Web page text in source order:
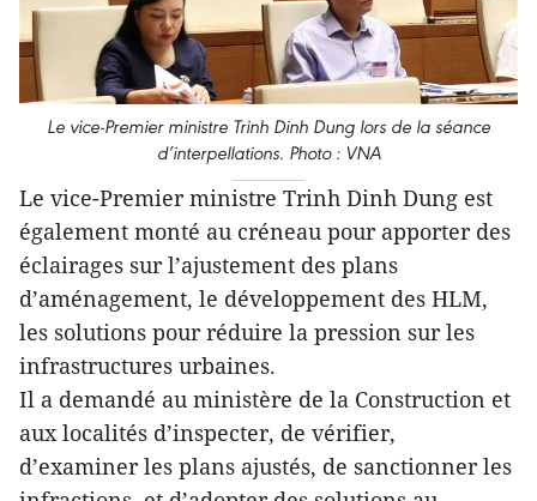
Le vice-Premier ministre Trinh Dinh Dung lors de la séance
d’interpellations. Photo : VNA
Le vice-Premier ministre Trinh Dinh Dung est
également monté au créneau pour apporter des
éclairages sur l’ajustement des plans
d’aménagement, le développement des HLM,
les solutions pour réduire la pression sur les
infrastructures urbaines.
Il a demandé au ministère de la Construction et
aux localités d’inspecter, de vérifier,
d’examiner les plans ajustés, de sanctionner les